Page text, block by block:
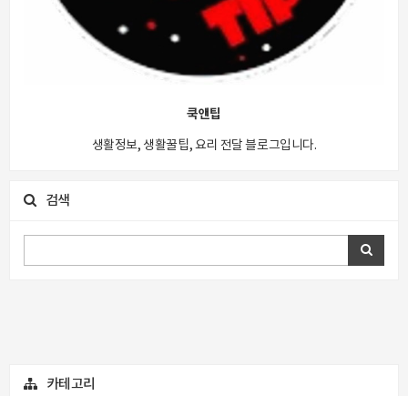
쿡앤팁
생활정보, 생활꿀팁, 요리 전달 블로그입니다.
검색
카테고리